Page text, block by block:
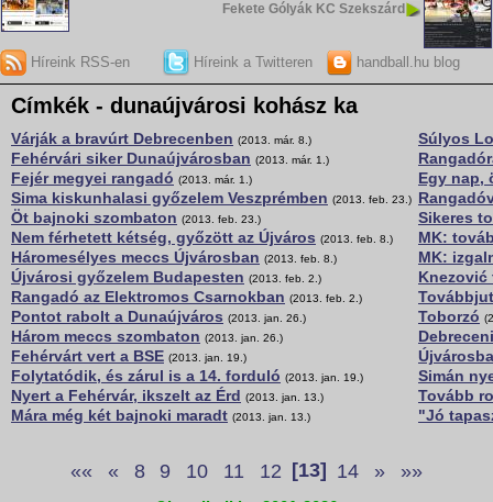
Fekete Gólyák KC Szekszárd
Híreink RSS-en Híreink a Twitteren handball.hu blog
Címkék - dunaújvárosi kohász ka
Várják a bravúrt Debrecenben (2013. már. 8.)
Fehérvári siker Dunaújvárosban (2013. már. 1.)
Fejér megyei rangadó (2013. már. 1.)
Sima kiskunhalasi győzelem Veszprémben (2013. feb. 23.)
Öt bajnoki szombaton (2013. feb. 23.)
Nem férhetett kétség, győzött az Újváros (2013. feb. 8.)
Háromesélyes meccs Újvárosban (2013. feb. 8.)
Újvárosi győzelem Budapesten (2013. feb. 2.)
Rangadó az Elektromos Csarnokban (2013. feb. 2.)
Pontot rabolt a Dunaújváros (2013. jan. 26.)
Három meccs szombaton (2013. jan. 26.)
Fehérvárt vert a BSE (2013. jan. 19.)
Folytatódik, és zárul is a 14. forduló (2013. jan. 19.)
Nyert a Fehérvár, ikszelt az Érd (2013. jan. 13.)
Mára még két bajnoki maradt (2013. jan. 13.)
Súlyos
Egy nap,
Sikeres
MK:
MK:
Knezović
Toborzó
Simán
Tovább
"Jó
«« « 8 9 10 11 12 [13] 14 » »»